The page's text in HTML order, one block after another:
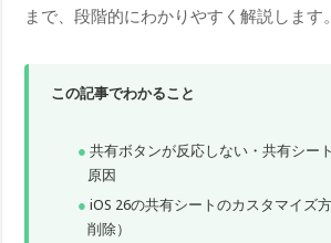
まで、段階的にわかりやすく解説します。
この記事でわかること
共有ボタンが反応しない・共有シー
原因
iOS 26の共有シートのカスタマイズ
削除）